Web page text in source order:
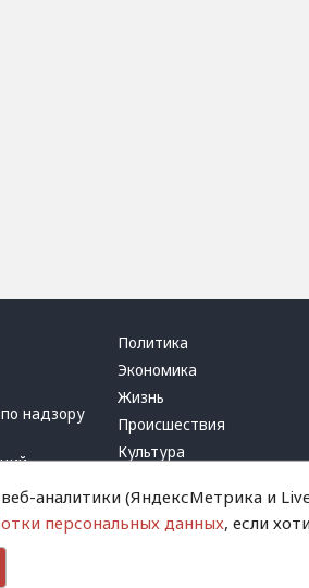
надзору
Политика
Экономика
Жизнь
Происшествия
Культура
Криминал
Успех
аналитики (ЯндексМетрика и
персональных данных, если